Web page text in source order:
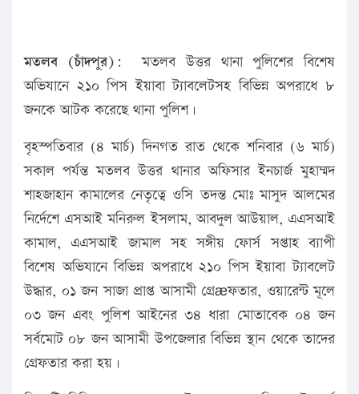
মতলব (চাঁদপুর):
মতলব উত্তর থানা পুলিশের বিশেষ
অভিযানে ২১০ পিস ইয়াবা ট্যাবলেটসহ বিভিন্ন অপরাধে ৮
জনকে আটক করেছে থানা পুলিশ।
বৃহস্পতিবার (৪ মার্চ) দিনগত রাত থেকে শনিবার (৬ মার্চ)
সকাল পর্যন্ত মতলব উত্তর থানার অফিসার ইনচার্জ মুহাম্মদ
শাহজাহান কামালের নেতৃত্বে ওসি তদন্ত মোঃ মাসুদ আলমের
নির্দেশে এসআই মনিরুল ইসলাম, আবদুল আউয়াল, এএসআই
কামাল, এএসআই জামাল সহ সঙ্গীয় ফোর্স সপ্তাহ ব্যাপী
বিশেষ অভিযানে বিভিন্ন অপরাধে ২১০ পিস ইয়াবা ট্যাবলেট
উদ্ধার, ০১ জন সাজা প্রাপ্ত আসামী গ্রেæফতার, ওয়ারেন্ট মূলে
০৩ জন এবং পুলিশ আইনের ৩৪ ধারা মোতাবেক ০৪ জন
সর্বমোট ০৮ জন আসামী উপজেলার বিভিন্ন স্থান থেকে তাদের
গ্রেফতার করা হয়।